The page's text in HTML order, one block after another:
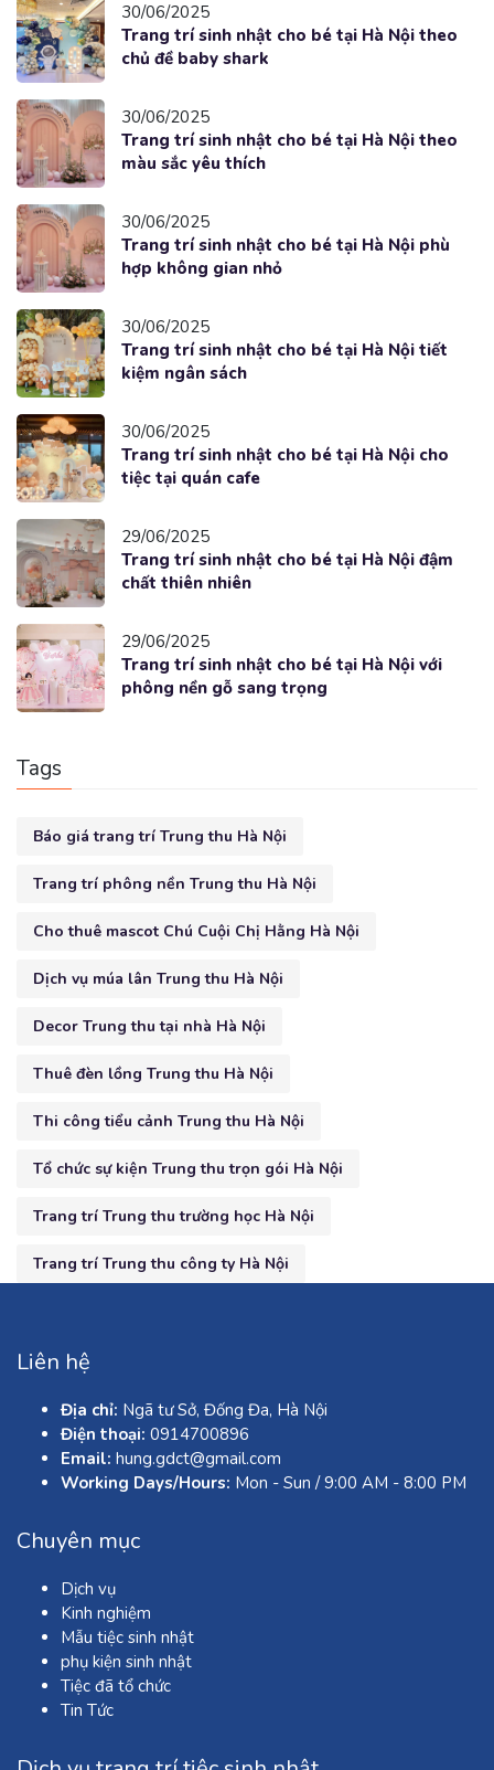
30/06/2025
Trang trí sinh nhật cho bé tại Hà Nội theo
chủ đề baby shark
30/06/2025
Trang trí sinh nhật cho bé tại Hà Nội theo
màu sắc yêu thích
30/06/2025
Trang trí sinh nhật cho bé tại Hà Nội phù
hợp không gian nhỏ
30/06/2025
Trang trí sinh nhật cho bé tại Hà Nội tiết
kiệm ngân sách
30/06/2025
Trang trí sinh nhật cho bé tại Hà Nội cho
tiệc tại quán cafe
29/06/2025
Trang trí sinh nhật cho bé tại Hà Nội đậm
chất thiên nhiên
29/06/2025
Trang trí sinh nhật cho bé tại Hà Nội với
phông nền gỗ sang trọng
Tags
Báo giá trang trí Trung thu Hà Nội
Trang trí phông nền Trung thu Hà Nội
Cho thuê mascot Chú Cuội Chị Hằng Hà Nội
Dịch vụ múa lân Trung thu Hà Nội
Decor Trung thu tại nhà Hà Nội
Thuê đèn lồng Trung thu Hà Nội
Thi công tiểu cảnh Trung thu Hà Nội
Tổ chức sự kiện Trung thu trọn gói Hà Nội
Trang trí Trung thu trường học Hà Nội
Trang trí Trung thu công ty Hà Nội
Liên hệ
Địa chỉ: Ngã tư Sở, Đống Đa, Hà Nội
Điện thoại: 0914700896
Email: hung.gdct@gmail.com
Working Days/Hours: Mon - Sun / 9:00 AM - 8:00 PM
Chuyên mục
Dịch vụ
Kinh nghiệm
Mẫu tiệc sinh nhật
phụ kiện sinh nhật
Tiệc đã tổ chức
Tin Tức